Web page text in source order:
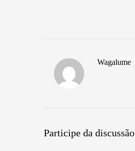
Wagalume
Participe da discussão